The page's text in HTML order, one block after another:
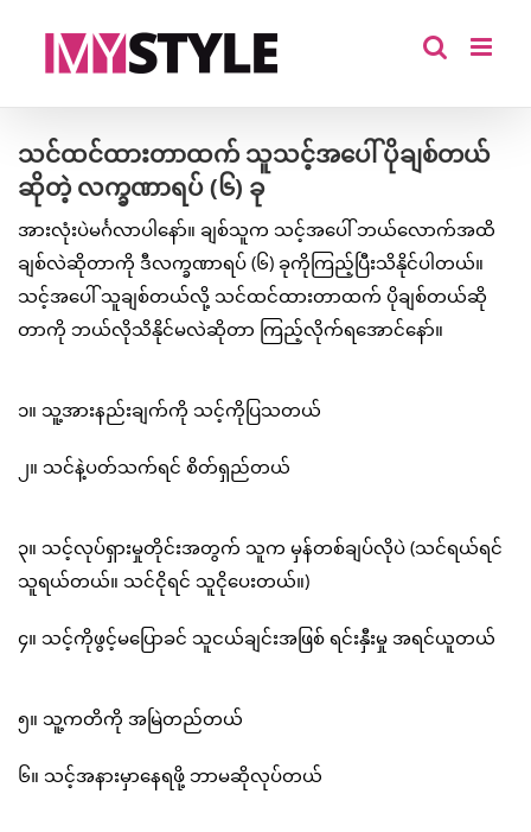
သင်ထင်ထားတာထက် သူသင့်အပေါ် ပိုချစ်တယ်
ဆိုတဲ့ လက္ခဏာရပ် (၆) ခု
အားလုံးပဲမင်္ဂလာပါနော်။ ချစ်သူက သင့်အပေါ် ဘယ်လောက်အထိ
ချစ်လဲဆိုတာကို ဒီလက္ခဏာရပ် (၆) ခုကိုကြည့်ပြီးသိနိုင်ပါတယ်။
သင့်အပေါ် သူချစ်တယ်လို့ သင်ထင်ထားတာထက် ပိုချစ်တယ်ဆို
တာကို ဘယ်လိုသိနိုင်မလဲဆိုတာ ကြည့်လိုက်ရအောင်နော်။
၁။ သူ့အားနည်းချက်ကို သင့်ကိုပြသတယ်
၂။ သင်နဲ့ပတ်သက်ရင် စိတ်ရှည်တယ်
၃။ သင့်လုပ်ရှားမှုတိုင်းအတွက် သူက မှန်တစ်ချပ်လိုပဲ (သင်ရယ်ရင်
သူရယ်တယ်။ သင်ငိုရင် သူငိုပေးတယ်။)
၄။ သင့်ကိုဖွင့်မပြောခင် သူငယ်ချင်းအဖြစ် ရင်းနှီးမှု အရင်ယူတယ်
၅။ သူ့ကတိကို အမြဲတည်တယ်
၆။ သင့်အနားမှာနေရဖို့ ဘာမဆိုလုပ်တယ်